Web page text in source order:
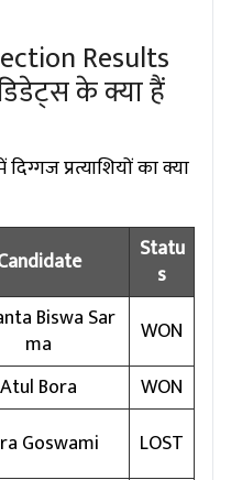
Results
के क्या हैं
प्रत्याशियों का क्या
Statu
s
Biswa Sar
ma
WON
Atul Bora
WON
Goswami
LOST